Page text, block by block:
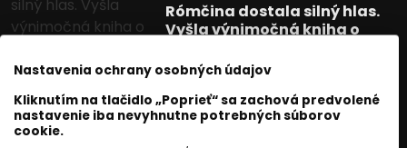
Rómčina dostala silný hlas.
Vyšla výnimočná kniha o
Jozef Šivák
17 máj 2026
2 min. čítania
Nastavenia ochrany osobných údajov
Kliknutím na tlačidlo „Poprieť“ sa zachová predvolené
nastavenie iba nevyhnutne potrebných súborov
cookie.